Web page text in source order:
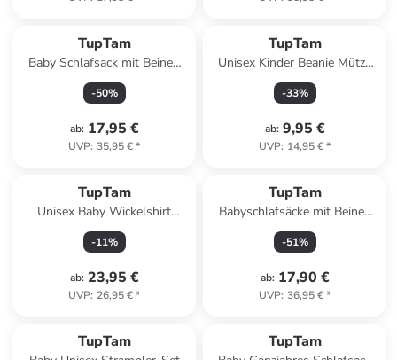
TupTam
Baby Schlafsack mit Beinen
und Ärmel ganzjährig in
braun/rot
-50%
ab: 17,95 €
UVP: 35,95 €*
TupTam
Unisex Kinder Beanie Mütze
Schlauchschal Set in
dunkelgrau
-33%
ab: 9,95 €
UVP: 14,95 €*
TupTam
Unisex Baby Wickelshirt
Langarm 5er Pack in
rosa/weiß
-11%
ab: 23,95 €
UVP: 26,95 €*
TupTam
Babyschlafsäcke mit Beinen
und Ärmel in gelb Modell 1
-51%
ab: 17,90 €
UVP: 36,95 €*
TupTam TupTam